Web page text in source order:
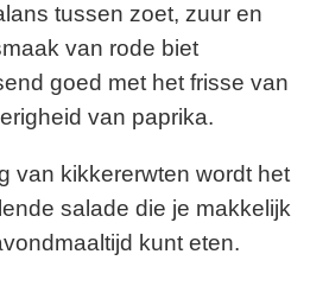
tussen zoet, zuur en
van rode biet
goed met het frisse van
van paprika.
van kikkererwten wordt het
salade die je makkelijk
kunt eten.